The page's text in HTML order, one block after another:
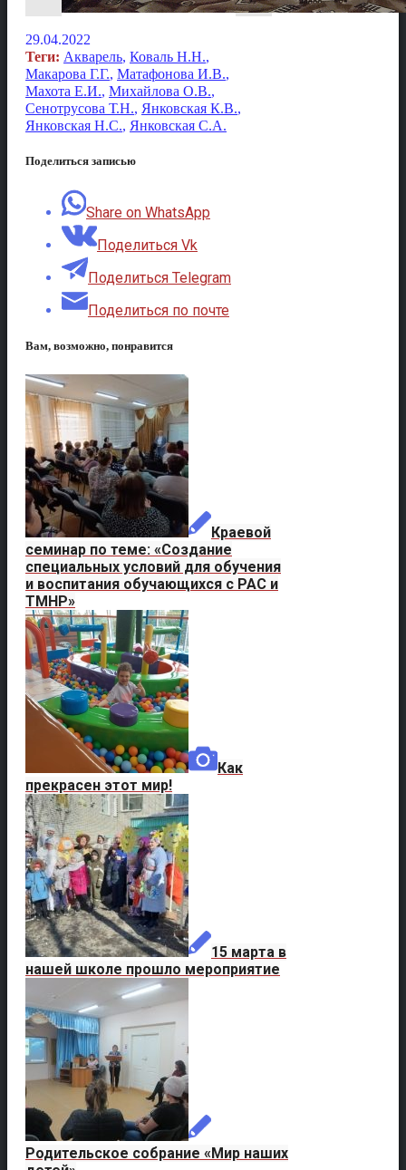
29.04.2022
Теги: Акварель, Коваль Н.Н.,
Макарова Г.Г., Матафонова И.В.,
Махота Е.И., Михайлова О.В.,
Сенотрусова Т.Н., Янковская К.В.,
Янковская Н.С., Янковская С.А.
Поделиться записью
Share on WhatsApp
Поделиться Vk
Поделиться Telegram
Поделиться по почте
Вам, возможно, понравится
Краевой
семинар по теме: «Создание
специальных условий для обучения
и воспитания обучающихся с РАС и
ТМНР»
Как
прекрасен этот мир!
15 марта в
нашей школе прошло мероприятие
Родительское собрание «Мир наших